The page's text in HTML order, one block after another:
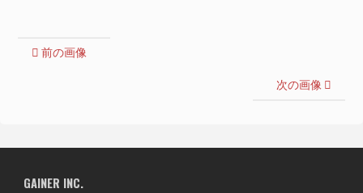
前の画像
次の画像
GAINER INC.